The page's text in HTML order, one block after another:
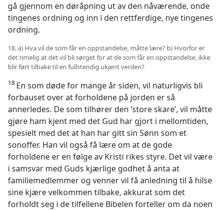
gå gjennom en døråpning ut av den nåværende, onde
tingenes ordning og inn i den rettferdige, nye tingenes
ordning.
18. a) Hva vil de som får en oppstandelse, måtte lære? b) Hvorfor er
det rimelig at det vil bli sørget for at de som får en oppstandelse, ikke
blir ført tilbake til en fullstendig ukjent verden?
18 En som døde for mange år siden, vil naturligvis bli
forbauset over at forholdene på jorden er så
annerledes. De som tilhører den ’store skare’, vil måtte
gjøre ham kjent med det Gud har gjort i mellomtiden,
spesielt med det at han har gitt sin Sønn som et
sonoffer. Han vil også få lære om at de gode
forholdene er en følge av Kristi rikes styre. Det vil være
i samsvar med Guds kjærlige godhet å anta at
familiemedlemmer og venner vil få anledning til å hilse
sine kjære velkommen tilbake, akkurat som det
forholdt seg i de tilfellene Bibelen forteller om da noen